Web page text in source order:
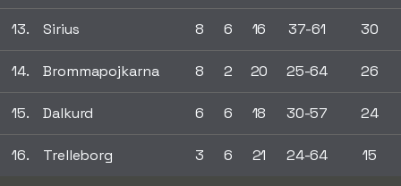
13. Sirius 8 6 16 37-61 30
14. Brommapojkarna 8 2 20 25-64 26
15. Dalkurd 6 6 18 30-57 24
16. Trelleborg 3 6 21 24-64 15